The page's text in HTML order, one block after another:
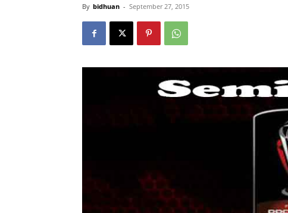
By bidhuan - September 27, 2015